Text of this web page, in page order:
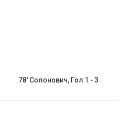
78' Солонович, Гол 1 - 3